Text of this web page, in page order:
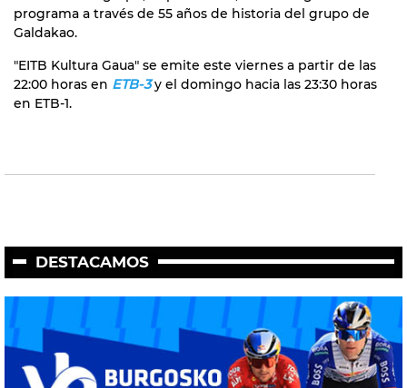
programa a través de 55 años de historia del grupo de
Galdakao.
"EITB Kultura Gaua" se emite este viernes a partir de las
22:00 horas en ETB-3y el domingo hacia las 23:30 horas
en ETB-1.
DESTACAMOS